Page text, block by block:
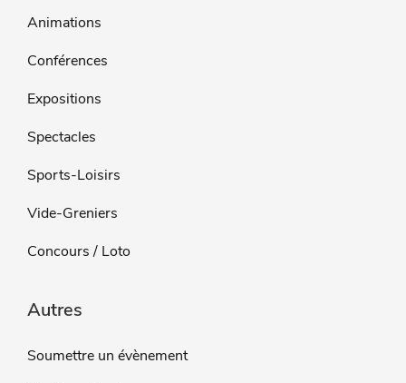
Animations
Conférences
Expositions
Spectacles
Sports-Loisirs
Vide-Greniers
Concours / Loto
Autres
Soumettre un évènement